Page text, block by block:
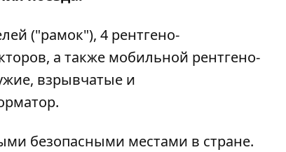
("рамок"), 4 рентгено-
а также мобильной рентгено-
взрывчатые и
.
безопасными местами в стране.